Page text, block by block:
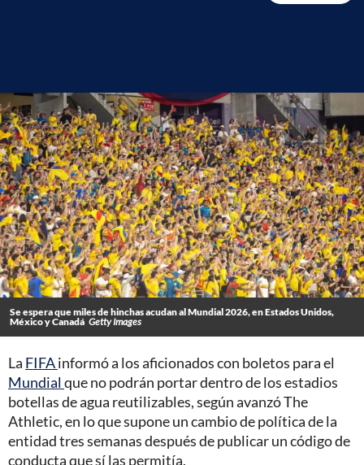
Se espera que miles de hinchas acudan al Mundial 2026, en Estados Unidos,
México y Canadá Getty Images
La FIFAinformó a los aficionados con boletos para el
Mundialque no podrán portar dentro de los estadios
botellas de agua reutilizables, según avanzó The
Athletic, en lo que supone un cambio de política de la
entidad tres semanas después de publicar un código de
conducta que sí las permitía.